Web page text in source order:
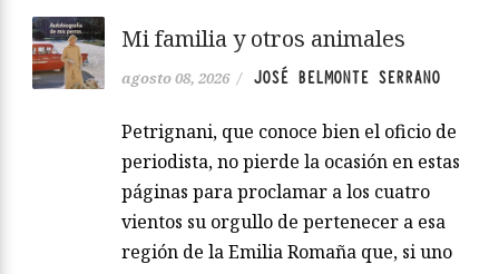
Mi familia y otros animales
agosto 08, 2026 / JOSÉ BELMONTE SERRANO
Petrignani, que conoce bien el oficio de
periodista, no pierde la ocasión en estas
páginas para proclamar a los cuatro
vientos su orgullo de pertenecer a esa
región de la Emilia Romaña que, si uno